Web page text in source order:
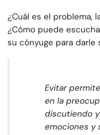
¿Cuál es el problema,
¿Cómo puede
su cónyuge para darle
Evitar
en la
discutiendo
emociones y